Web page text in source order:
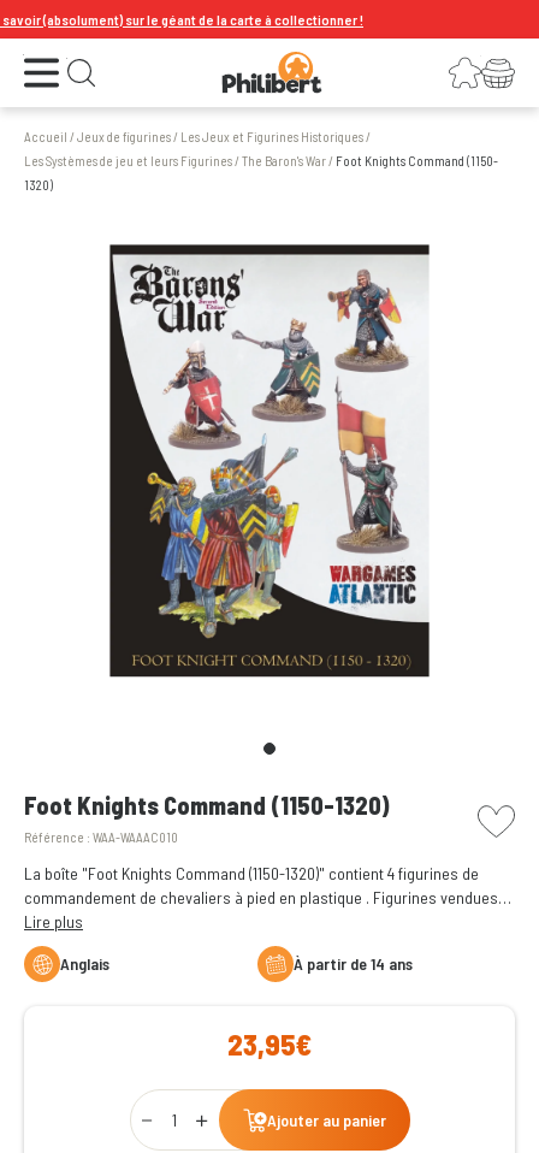
(absolument) sur le géant de la carte à collectionner !
Ouvrir le menu Ouvrir la recherche Connexion
Votre panier
Accueil /Jeux de figurines/ Les Jeux et Figurines Historiques/
Les Systèmes de jeu et leurs Figurines/The Baron's War/ Foot Knights Command (1150-
1320)
Foot Knights Command (1150-1320)
Référence : WAA-WAAAC010
picto
La boîte "Foot Knights Command (1150-1320)" contient 4 figurines de
commandement de chevaliers à pied en plastique . Figurines vendues
non assemblées et non peintes.
Lire plus
Anglais à partir de 14 ans
23,95€
Qty
Ajouter au panier